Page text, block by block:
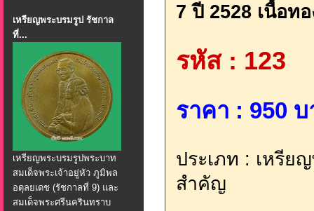
เหรียญพระบรมรูป รัชกาล
ที่...
เหรียญพระบรมรูปพระบาท
สมเด็จพระเจ้าอยู่หัว ภูมิพล
อดุลยเดช (รัชกาลที่ 9) และ
สมเด็จพระศรีนครินทราบ
7 ปี 2528 เนื้อท
รหัส : 123
ราคา : 950
ประเภท : เหรีย
สำคัญ